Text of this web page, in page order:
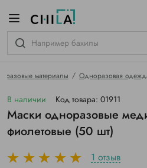
материалы Одноразовая
В наличии Код товара: 01911
Маски одноразовые
фиолетовые (50 шт)
1 отзыв
гамме